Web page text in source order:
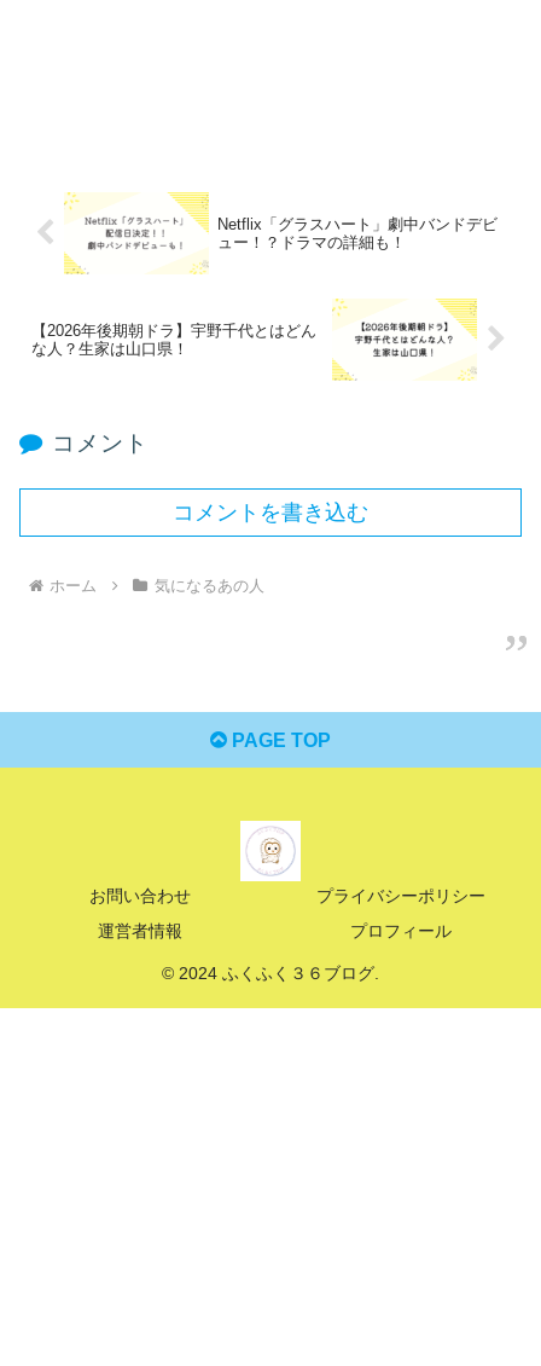
Netflix「グラスハート」劇中バンドデビ
ュー！？ドラマの詳細も！
【2026年後期朝ドラ】宇野千代とはどん
な人？生家は山口県！
コメント
コメントを書き込む
ホーム 気になるあの人
PAGE TOP
お問い合わせ
プライバシーポリシー
運営者情報
プロフィール
© 2024 ふくふく３６ブログ.